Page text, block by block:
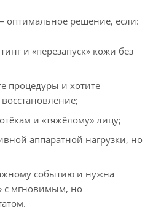
оптимальное решение, если:
и «перезапуск» кожи без
процедуры и хотите
и «тяжёлому» лицу;
аппаратной нагрузки, но
событию и нужна
с мгновимым, но